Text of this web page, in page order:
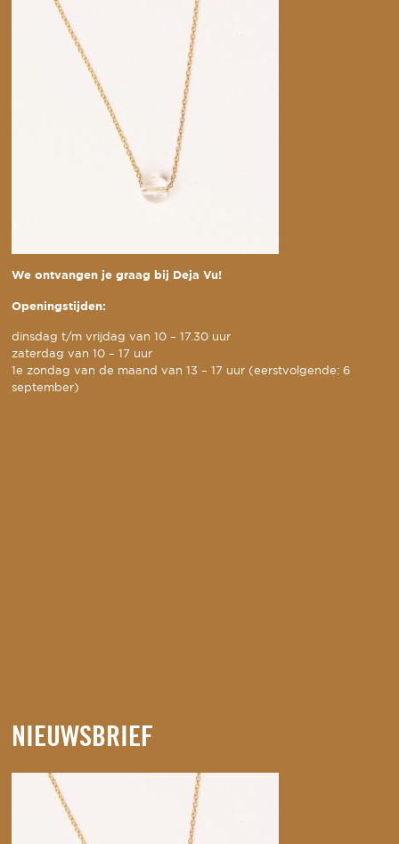
We ontvangen je graag bij Deja Vu!
Openingstijden:
dinsdag t/m vrijdag van 10 – 17.30 uur
zaterdag van 10 – 17 uur
1e zondag van de maand van 13 – 17 uur (eerstvolgende: 6
september)
NIEUWSBRIEF